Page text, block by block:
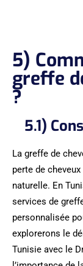
5)
greffe
?
5.1)
La greffe de
perte de
naturelle. En
services de
personnalisée
explorerons le
Tunisie avec le